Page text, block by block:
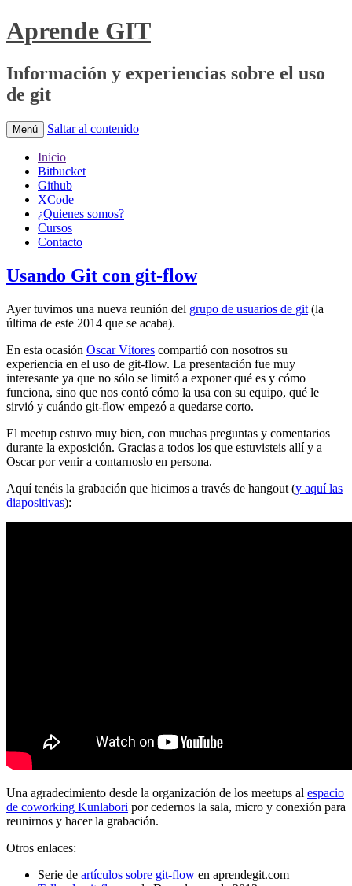
Aprende GIT
Información y experiencias sobre el uso
de git
Menú Saltar al contenido
Inicio
Bitbucket
Github
XCode
¿Quienes somos?
Cursos
Contacto
Usando Git con git-flow
Ayer tuvimos una nueva reunión del grupo de usuarios de git (la
última de este 2014 que se acaba).
En esta ocasión Oscar Vítores compartió con nosotros su
experiencia en el uso de git-flow. La presentación fue muy
interesante ya que no sólo se limitó a exponer qué es y cómo
funciona, sino que nos contó cómo la usa con su equipo, qué le
sirvió y cuándo git-flow empezó a quedarse corto.
El meetup estuvo muy bien, con muchas preguntas y comentarios
durante la exposición. Gracias a todos los que estuvisteis allí y a
Oscar por venir a contarnoslo en persona.
Aquí tenéis la grabación que hicimos a través de hangout (y aquí las
diapositivas):
Una agradecimiento desde la organización de los meetups al espacio
de coworking Kunlabori por cedernos la sala, micro y conexión para
reunirnos y hacer la grabación.
Otros enlaces:
Serie de artículos sobre git-flow en aprendegit.com